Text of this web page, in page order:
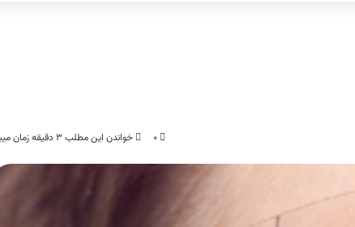
۰ خواندن این مطلب ۳ دقیقه زمان میبرد